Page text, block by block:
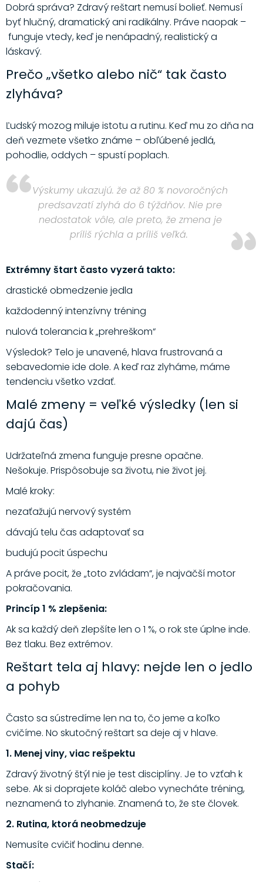
Dobrá správa? Zdravý reštart nemusí bolieť. Nemusí
byť hlučný, dramatický ani radikálny. Práve naopak –
funguje vtedy, keď je nenápadný, realistický a
láskavý.
Prečo „všetko alebo nič“ tak často
zlyháva?
Ľudský mozog miluje istotu a rutinu. Keď mu zo dňa na
deň vezmete všetko známe – obľúbené jedlá,
pohodlie, oddych – spustí poplach.
Výskumy ukazujú. že až 80 % novoročných
predsavzatí zlyhá do 6 týždňov. Nie pre
nedostatok vôle, ale preto, že zmena je
príliš rýchla a príliš veľká.
Extrémny štart často vyzerá takto:
drastické obmedzenie jedla
každodenný intenzívny tréning
nulová tolerancia k „prehreškom“
Výsledok? Telo je unavené, hlava frustrovaná a
sebavedomie ide dole. A keď raz zlyháme, máme
tendenciu všetko vzdať.
Malé zmeny = veľké výsledky (len si
dajú čas)
Udržateľná zmena funguje presne opačne.
Nešokuje. Prispôsobuje sa životu, nie život jej.
Malé kroky:
nezaťažujú nervový systém
dávajú telu čas adaptovať sa
budujú pocit úspechu
A práve pocit, že „toto zvládam“, je najväčší motor
pokračovania.
Princíp 1 % zlepšenia:
Ak sa každý deň zlepšíte len o 1 %, o rok ste úplne inde.
Bez tlaku. Bez extrémov.
Reštart tela aj hlavy: nejde len o jedlo
a pohyb
Často sa sústredíme len na to, čo jeme a koľko
cvičíme. No skutočný reštart sa deje aj v hlave.
1. Menej viny, viac rešpektu
Zdravý životný štýl nie je test disciplíny. Je to vzťah k
sebe. Ak si doprajete koláč alebo vynecháte tréning,
neznamená to zlyhanie. Znamená to, že ste človek.
2. Rutina, ktorá neobmedzuje
Nemusíte cvičiť hodinu denne.
Stačí: